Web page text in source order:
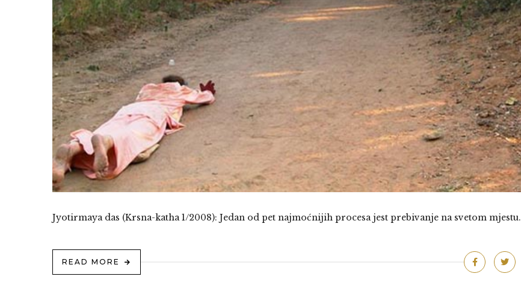
Jyotirmaya das (Krsna-katha 1/2008): Jedan od pet najmoćnijih procesa jest prebivanje na svetom mjestu.
READ MORE